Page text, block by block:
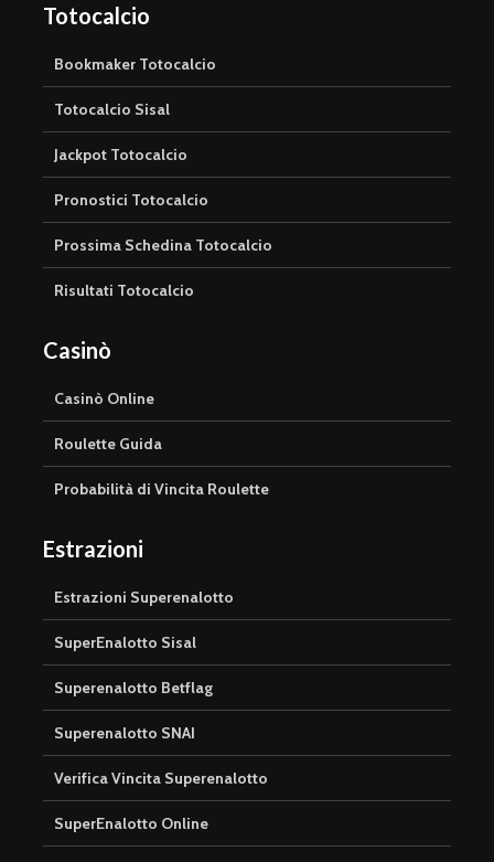
Totocalcio
Bookmaker Totocalcio
Totocalcio Sisal
Jackpot Totocalcio
Pronostici Totocalcio
Prossima Schedina Totocalcio
Risultati Totocalcio
Casinò
Casinò Online
Roulette Guida
Probabilità di Vincita Roulette
Estrazioni
Estrazioni Superenalotto
SuperEnalotto Sisal
Superenalotto Betflag
Superenalotto SNAI
Verifica Vincita Superenalotto
SuperEnalotto Online